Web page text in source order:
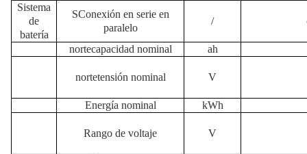
Sistema
de
batería
SConexión en serie en
paralelo
/
nortecapacidad nominal ah
nortetensión nominal V
Energía nominal kWh
Rango de voltaje V